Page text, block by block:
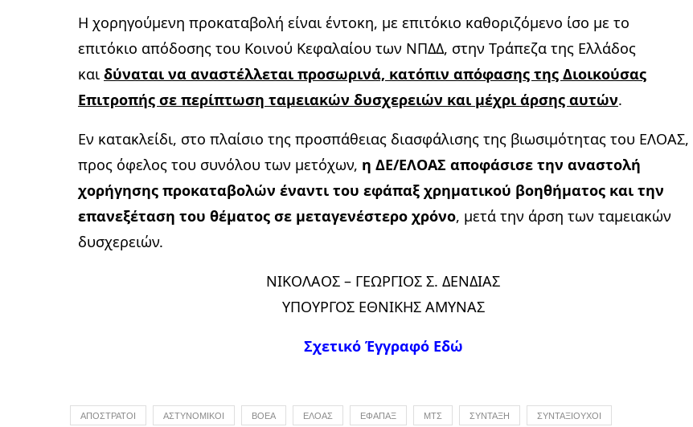
Η χορηγούμενη προκαταβολή είναι έντοκη, με επιτόκιο καθοριζόμενο ίσο με το
επιτόκιο απόδοσης του Κοινού Κεφαλαίου των ΝΠΔΔ, στην Τράπεζα της Ελλάδος
και δύναται να αναστέλλεται προσωρινά, κατόπιν απόφασης της Διοικούσας
Επιτροπής σε περίπτωση ταμειακών δυσχερειών και μέχρι άρσης αυτών.
Εν κατακλείδι, στο πλαίσιο της προσπάθειας διασφάλισης της βιωσιμότητας του ΕΛΟΑΣ,
προς όφελος του συνόλου των μετόχων, η ΔΕ/ΕΛΟΑΣ αποφάσισε την αναστολή
χορήγησης προκαταβολών έναντι του εφάπαξ χρηματικού βοηθήματος και την
επανεξέταση του θέματος σε μεταγενέστερο χρόνο, μετά την άρση των ταμειακών
δυσχερειών.
ΝΙΚΟΛΑΟΣ – ΓΕΩΡΓΙΟΣ Σ. ΔΕΝΔΙΑΣ
ΥΠΟΥΡΓΟΣ ΕΘΝΙΚΗΣ ΑΜΥΝΑΣ
Σχετικό Έγγραφό Εδώ
ΑΠΌΣΤΡΑΤΟΙ ΑΣΤΥΝΟΜΙΚΟΊ ΒΟΕΑ ΕΛΟΑΣ ΕΦΑΠΑΞ ΜΤΣ ΣΎΝΤΑΞΗ ΣΥΝΤΑΞΙΟΎΧΟΙ